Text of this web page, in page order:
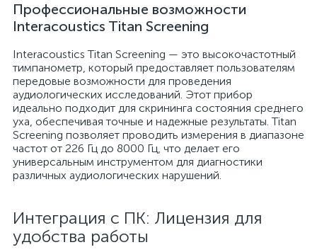
Профессиональные возможности
Interacoustics Titan Screening
Interacoustics Titan Screening — это высокочастотный
тимпанометр, который предоставляет пользователям
передовые возможности для проведения
аудиологических исследований. Этот прибор
идеально подходит для скрининга состояния среднего
уха, обеспечивая точные и надежные результаты. Titan
Screening позволяет проводить измерения в диапазоне
частот от 226 Гц до 8000 Гц, что делает его
универсальным инструментом для диагностики
различных аудиологических нарушений.
Интеграция с ПК: Лицензия для
удобства работы